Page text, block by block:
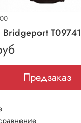
Bridgeport
Предзаказ